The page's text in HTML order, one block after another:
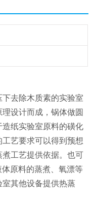
去除木质素的实验室
设计而成，锅体做圆
纸实验室原料的磺化
艺要求可以得到预想
工艺提供依据。也可
原料的蒸煮、氧漂等
其他设备提供热蒸